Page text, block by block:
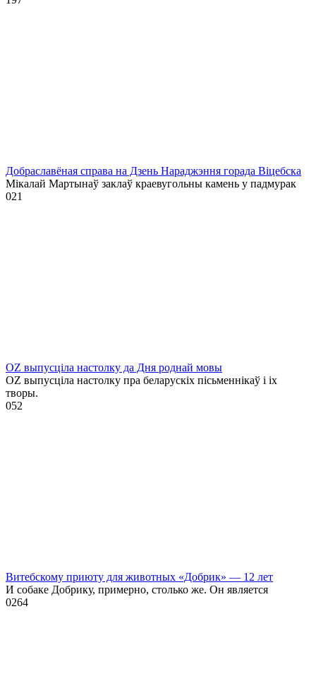
Добраславёная справа на Дзень Нараджэння горада Віцебска
Мікалай Мартынаў заклаў краевугольны камень у падмурак
021
OZ выпусціла настолку да Дня роднай мовы
OZ выпусціла настолку пра беларускіх пісьменнікаў і іх
творы.
052
Витебскому приюту для животных «Добрик» — 12 лет
И собаке Добрику, примерно, столько же. Он является
0264